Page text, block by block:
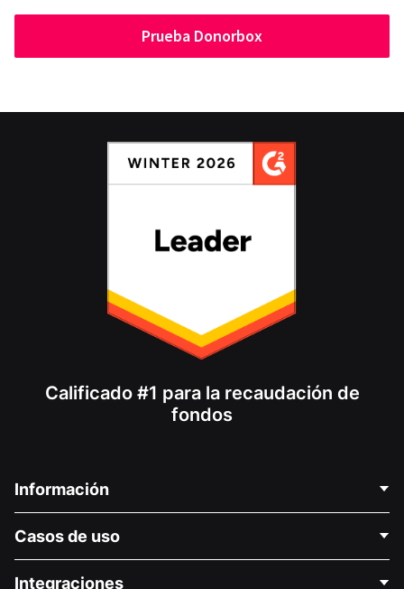
Prueba Donorbox
Calificado #1 para la recaudación de
fondos
Información
Acerca de nosotros
Casos de uso
Integraciones